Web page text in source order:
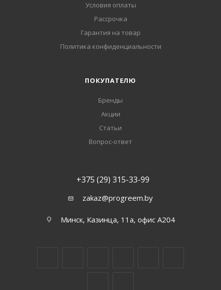
Условия оплаты
Рассрочка
Гарантия на товар
Политика конфиденциальности
ПОКУПАТЕЛЮ
Бренды
Акции
Статьи
Вопрос-ответ
+375 (29) 315-33-99
zakaz@progreem.by
Минск, Казинца, 11а, офис А204